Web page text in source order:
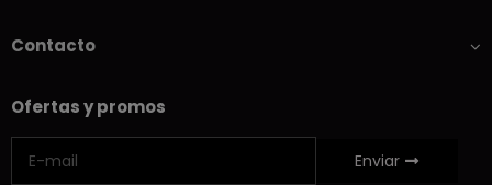
Contacto
Ofertas y promos
Enviar